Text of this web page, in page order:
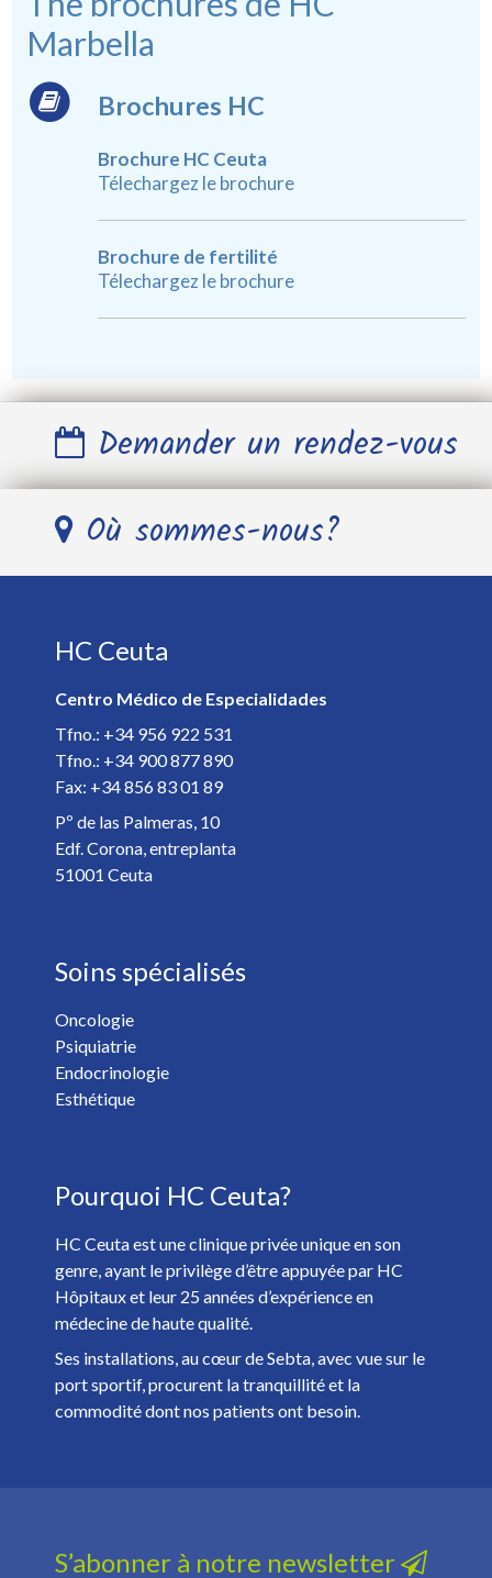
Marbella
Brochures HC
Brochure HC Ceuta
Télechargez le brochure
Brochure de fertilité
Télechargez le brochure
Demander un rendez-vous
Télephone *
E-mail *
Spécialiste *
Détails de votre rendez-vous *
Vous voulez recevoir les nouvelles de HC Hospitales? *
Oui
Non
Confidentialité. *
Où sommes-nous?
HC Ceuta
Centro Médico de Especialidades
Tfno.: +34 956 922 531
Tfno.: +34 900 877 890
Fax: +34 856 83 01 89
Pº de las Palmeras, 10
Edf. Corona, entreplanta
51001 Ceuta
Soins spécialisés
Oncologie
Psiquiatrie
Endocrinologie
Esthétique
Pourquoi HC Ceuta?
HC Ceuta est une clinique privée unique en son
genre, ayant le privilège d’être appuyée par HC
Hôpitaux et leur 25 années d’expérience en
médecine de haute qualité.
Ses installations, au cœur de Sebta, avec vue sur le
port sportif, procurent la tranquillité et la
commodité dont nos patients ont besoin.
S’abonner à notre newsletter